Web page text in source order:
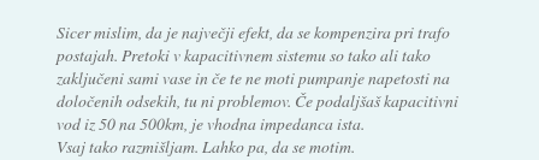
Sicer mislim, da je največji efekt, da se kompenzira pri trafo
postajah. Pretoki v kapacitivnem sistemu so tako ali tako
zaključeni sami vase in če te ne moti pumpanje napetosti na
določenih odsekih, tu ni problemov. Če podaljšaš kapacitivni
vod iz 50 na 500km, je vhodna impedanca ista.
Vsaj tako razmišljam. Lahko pa, da se motim.